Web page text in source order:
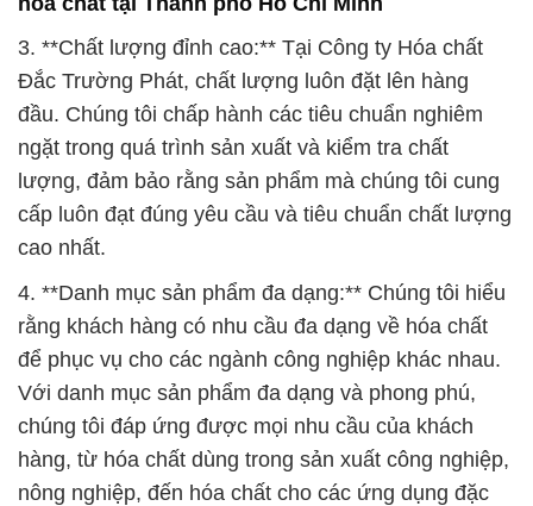
3. **Chất lượng đỉnh cao:** Tại Công ty Hóa chất
Đắc Trường Phát, chất lượng luôn đặt lên hàng
đầu. Chúng tôi chấp hành các tiêu chuẩn nghiêm
ngặt trong quá trình sản xuất và kiểm tra chất
lượng, đảm bảo rằng sản phẩm mà chúng tôi cung
cấp luôn đạt đúng yêu cầu và tiêu chuẩn chất lượng
cao nhất.
4. **Danh mục sản phẩm đa dạng:** Chúng tôi hiểu
rằng khách hàng có nhu cầu đa dạng về hóa chất
để phục vụ cho các ngành công nghiệp khác nhau.
Với danh mục sản phẩm đa dạng và phong phú,
chúng tôi đáp ứng được mọi nhu cầu của khách
hàng, từ hóa chất dùng trong sản xuất công nghiệp,
nông nghiệp, đến hóa chất cho các ứng dụng đặc